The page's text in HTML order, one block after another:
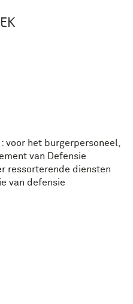
voor het burgerpersoneel,
van Defensie
ressorterende diensten
van defensie